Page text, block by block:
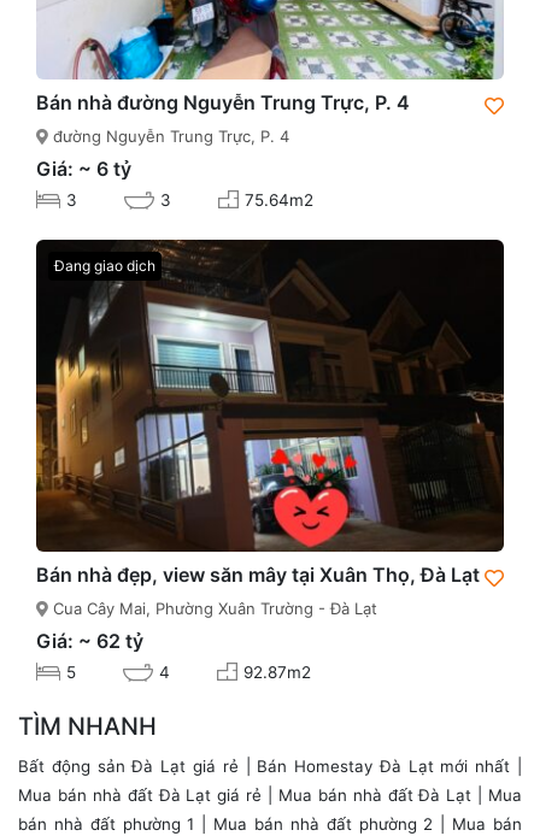
Bán nhà đường Nguyễn Trung Trực, P. 4
đường Nguyễn Trung Trực, P. 4
Giá: ~ 6 tỷ
3 3 75.64m2
Đang giao dịch
Bán nhà đẹp, view săn mây tại Xuân Thọ, Đà Lạt
Cua Cây Mai, Phường Xuân Trường - Đà Lạt
Giá: ~ 62 tỷ
5 4 92.87m2
TÌM NHANH
Bất động sản Đà Lạt giá rẻ Bán Homestay Đà Lạt mới nhất
Mua bán nhà đất Đà Lạt giá rẻ
Mua bán nhà đất Đà Lạt
Mua
bán nhà đất phường 1
Mua bán nhà đất phường 2
Mua bán